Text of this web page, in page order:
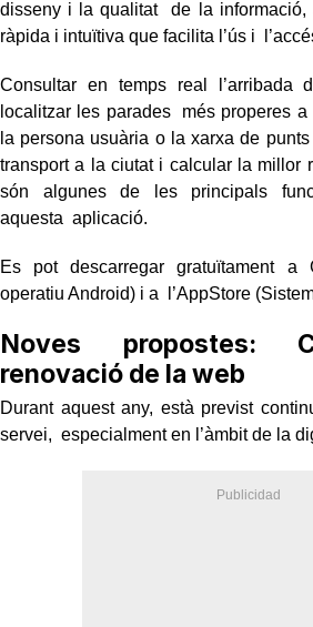
disseny i la qualitat de la informació,
ràpida i intuïtiva que facilita l’ús i
Consultar en temps real l’arribada
localitzar les parades més properes
la persona usuària o la xarxa de punts
transport a la ciutat i calcular la millor
són algunes de les principals
aquesta aplicació.
Es pot descarregar gratuïtament a
operatiu Android) i a
l’AppStore
Noves propostes:
renovació de la web
Durant aquest any, està previst
servei, especialment en l’àmbit de la